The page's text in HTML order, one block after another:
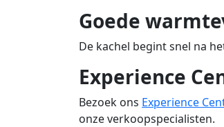
Goede
De kachel begint snel na
Experience
Bezoek ons Experience
onze verkoopspecialisten.